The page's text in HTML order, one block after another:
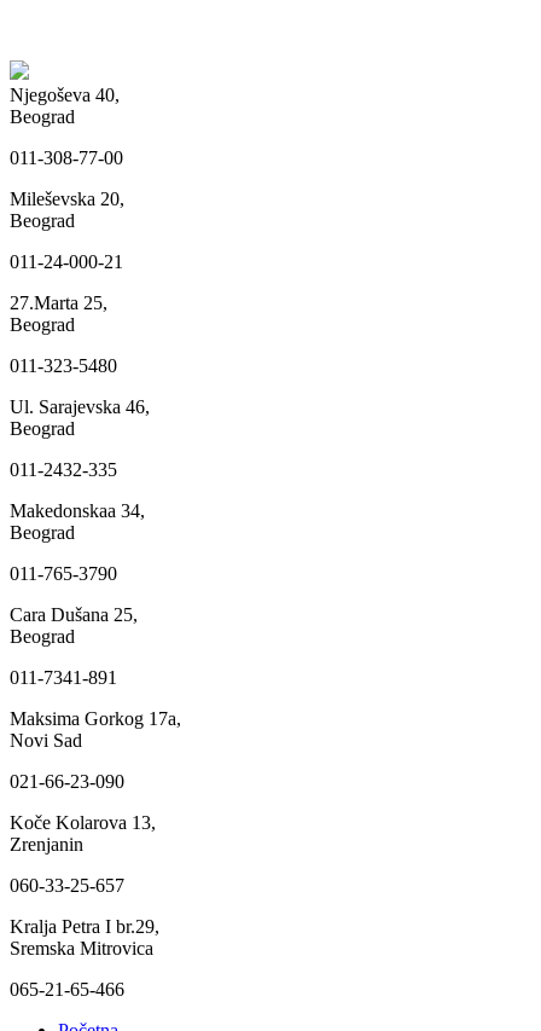
Njegoševa 40,
Beograd
011-308-77-00
Mileševska 20,
Beograd
011-24-000-21
27.Marta 25,
Beograd
011-323-5480
Ul. Sarajevska 46,
Beograd
011-2432-335
Makedonskaa 34,
Beograd
011-765-3790
Cara Dušana 25,
Beograd
011-7341-891
Maksima Gorkog 17a,
Novi Sad
021-66-23-090
Koče Kolarova 13,
Zrenjanin
060-33-25-657
Kralja Petra I br.29,
Sremska Mitrovica
065-21-65-466